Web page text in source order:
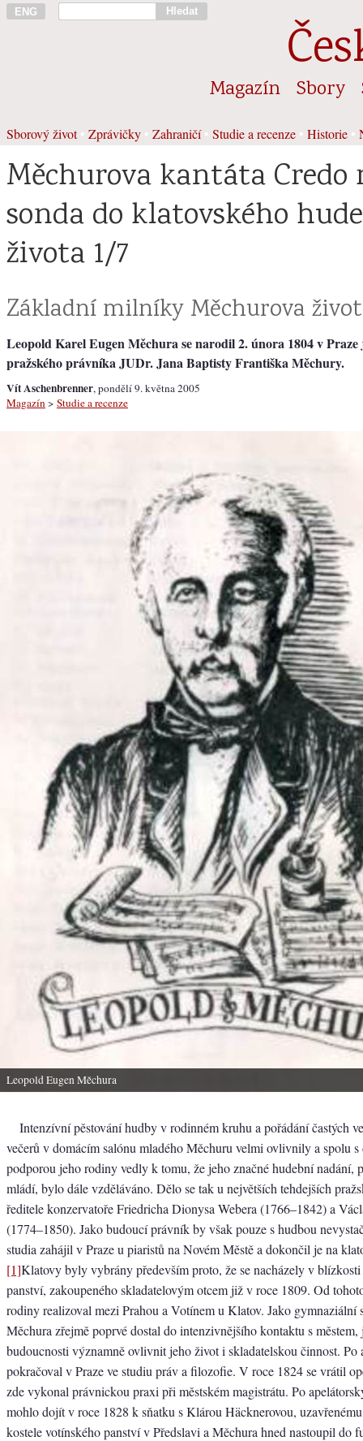
ENG Hledat
Magazín Sbory
Sborový život• Zprávičky Zahraničí• Studie a recenze Historie
Měchurova kantáta
sonda do klatovského
života 1/7
Základní milníky Měchurova
Leopold Karel Eugen Měchura se narodil 2. února 1804 v Praze
pražského právníka JUDr. Jana Baptisty Františka Měchury.
Vít Aschenbrenner, pondělí 9. května 2005
Magazín > Studie a recenze
Leopold Eugen Měchura
Intenzívní pěstování hudby v rodinném kruhu a pořádání častých
večerů v domácím salónu mladého Měchuru velmi ovlivnily a spolu s
podporou jeho rodiny vedly k tomu, že jeho značné hudební nadání,
mládí, bylo dále vzděláváno. Dělo se tak u největších tehdejších
ředitele konzervatoře Friedricha Dionysa Webera (1766–1842) a
(1774–1850). Jako budoucí právník by však pouze s hudbou
studia zahájil v Praze u piaristů na Novém Městě a dokončil je na
[1]Klatovy byly vybrány především proto, že se nacházely v
panství, zakoupeného skladatelovým otcem již v roce 1809. Od
rodiny realizoval mezi Prahou a Votínem u Klatov. Jako gymnaziální
Měchura zřejmě poprvé dostal do intenzivnějšího kontaktu s městem,
budoucnosti významně ovlivnit jeho život i skladatelskou činnost. Po
pokračoval v Praze ve studiu práv a filozofie. V roce 1824 se vrátil
zde vykonal právnickou praxi při městském magistrátu. Po
mohlo dojít v roce 1828 k sňatku s Klárou Häcknerovou,
kostele votínského panství v Předslavi a Měchura hned nastoupil do